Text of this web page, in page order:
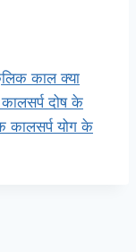
काल क्या
दोष के
कालसर्प योग के